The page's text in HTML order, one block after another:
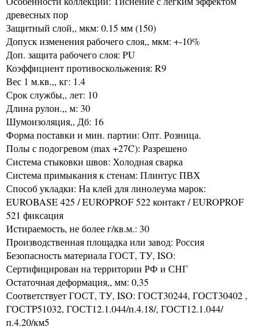
древесных пор
Защитный слой,, мкм: 0.15 мм (150)
Допуск изменения рабочего слоя,, мкм: +-10%
Доп. защита рабочего слоя: PU
Коэффициент противоскольжения: R9
Вес 1 м.кв.,, кг: 1.4
Срок службы,, лет: 10
Длина рулон.,, м: 30
Шумоизоляция,, Дб: 16
Форма поставки и мин. партии: Опт. Розница.
Полы с подогревом (max +27C): Разрешено
Система стыковки швов: Холодная сварка
Система примыкания к стенам: Плинтус ПВХ
Способ укладки: На клей для линолеума марок:
EUROBASE 425 / EUROPROF 522 контакт / EUROPROF
521 фиксация
Истираемость, не более г/кв.м.: 30
Производственная площадка или завод: Россия
Безопасность материала ГОСТ, ТУ, ISO:
Сертифицирован на территории РФ и СНГ
Остаточная деформация,, мм: 0,35
Соответствует ГОСТ, ТУ, ISO: ГОСТ30244, ГОСТ30402 ,
ГОСТP51032, ГОСТ12.1.044/п.4.18/, ГОСТ12.1.044/
п.4.20/км5